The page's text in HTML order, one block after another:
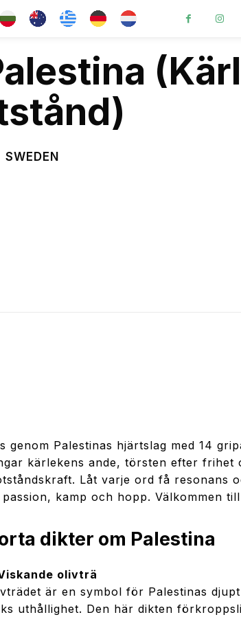
SWEDEN
genom Palestinas hjärtslag med 14
kärlekens ande, törsten efter frihet
Låt varje ord få resonans
passion, kamp och hopp. Välkommen
dikter om Palestina
olivträ
är en symbol för Palestinas
uthållighet. Den här dikten